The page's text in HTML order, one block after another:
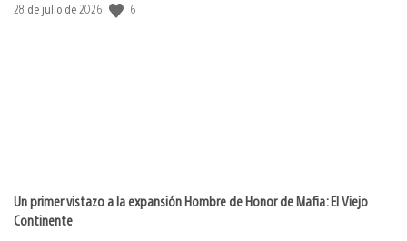
Fecha
28 de julio de 2026 6
Un primer vistazo a la expansión Hombre de Honor de Mafia: El Viejo
Continente